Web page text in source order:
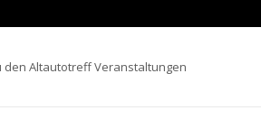
den Altautotreff Veranstaltungen